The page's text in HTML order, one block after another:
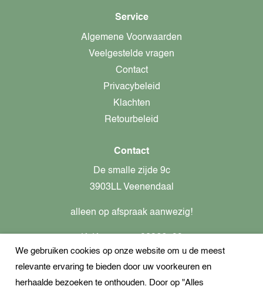
Service
Algemene Voorwaarden
Veelgestelde vragen
Contact
Privacybeleid
Klachten
Retourbeleid
Contact
De smalle zijde 9c
3903LL Veenendaal
alleen op afspraak aanwezig!
Btw-nummer: nl862437301B01
+31621944547
We gebruiken cookies op onze website om u de meest
relevante ervaring te bieden door uw voorkeuren en
herhaalde bezoeken te onthouden. Door op "Alles